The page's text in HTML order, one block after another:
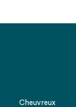
Cheuvreux